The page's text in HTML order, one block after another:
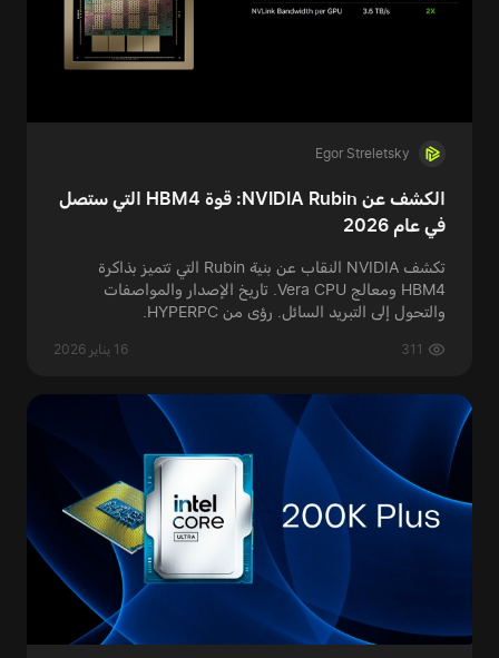
Egor Streletsky
الكشف عن NVIDIA Rubin: قوة HBM4 التي ستصل
في عام 2026
تكشف NVIDIA النقاب عن بنية Rubin التي تتميز بذاكرة
HBM4 ومعالج Vera CPU. تاريخ الإصدار والمواصفات
والتحول إلى التبريد السائل. رؤى من HYPERPC.
16 يناير 2026 311